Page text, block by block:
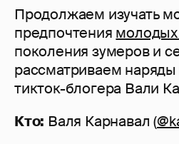
Продолжаем изучать
предпочтения молодых
поколения зумеров и
рассматриваем наряды
тикток-блогера Вали
Кто: Валя Карнавал (